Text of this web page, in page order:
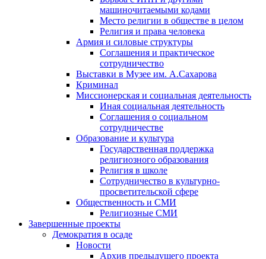
машиночитаемыми кодами
Место религии в обществе в целом
Религия и права человека
Армия и силовые структуры
Соглашения и практическое
сотрудничество
Выставки в Музее им. А.Сахарова
Криминал
Миссионерская и социальная деятельность
Иная социальная деятельность
Соглашения о социальном
сотрудничестве
Образование и культура
Государственная поддержка
религиозного образования
Религия в школе
Сотрудничество в культурно-
просветительской сфере
Общественность и СМИ
Религиозные СМИ
Завершенные проекты
Демократия в осаде
Новости
Архив предыдущего проекта